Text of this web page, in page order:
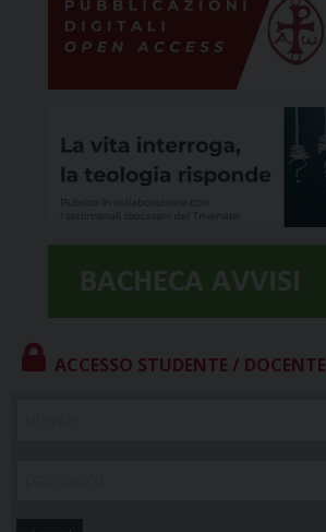
ACCESSO STUDENTE / DOCENTE